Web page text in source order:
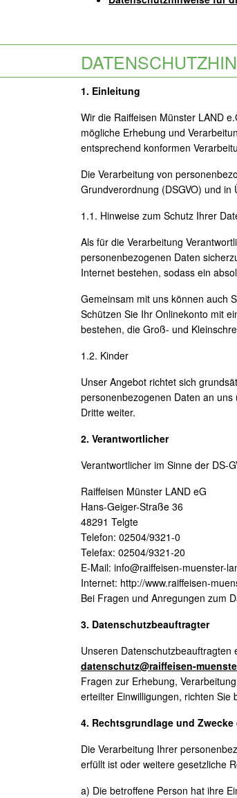
1. Einleitung
Wir die Raiffeisen Münster LAND
mögliche Erhebung und
entsprechend konformen
Die Verarbeitung von
Grundverordnung (DSGVO) und
1.1. Hinweise zum Schutz Ihrer
Als für die Verarbeitung
personenbezogenen Daten
Internet bestehen, sodass ein
Gemeinsam mit uns können auch
Schützen Sie Ihr Onlinekonto mit
bestehen, die Groß- und
1.2. Kinder
Unser Angebot richtet sich
personenbezogenen Daten an
Dritte weiter.
2. Verantwortlicher
Verantwortlicher im Sinne der DS-
Raiffeisen Münster LAND eG
Hans-Geiger-Straße 36
48291 Telgte
Telefon: 02504/9321-0
Telefax: 02504/9321-20
E-Mail: info@raiffeisen-muenster-
Internet: http://www.raiffeisen-
Bei Fragen und Anregungen zum
3. Datenschutzbeauftragter
Unseren
datenschutz@raiffeisen-
Fragen zur Erhebung,
erteilter Einwilligungen, richten
4. Rechtsgrundlage und Zwecke
Die Verarbeitung Ihrer
erfüllt ist oder weitere gesetzliche
a) Die betroffene Person hat ihre